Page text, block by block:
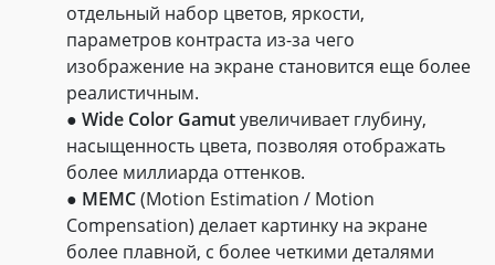
отдельный набор цветов, яркости,
параметров контраста из-за чего
изображение на экране становится еще более
реалистичным.
● Wide Color Gamutувеличивает глубину,
насыщенность цвета, позволяя отображать
более миллиарда оттенков.
● MEMC(Motion Estimation / Motion
Compensation) делает картинку на экране
более плавной, с более четкими деталями